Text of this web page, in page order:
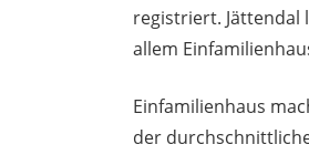
registriert. Jättendal
allem
Einfamilienhaus
der